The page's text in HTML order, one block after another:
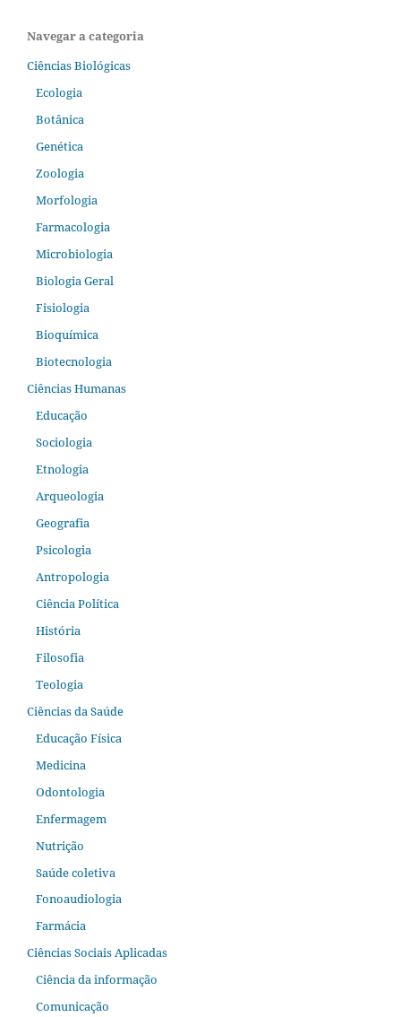
Navegar a categoria
Ciências Biológicas
Ecologia
Botânica
Genética
Zoologia
Morfologia
Farmacologia
Microbiologia
Biologia Geral
Fisiologia
Bioquímica
Biotecnologia
Ciências Humanas
Educação
Sociologia
Etnologia
Arqueologia
Geografia
Psicologia
Antropologia
Ciência Política
História
Filosofia
Teologia
Ciências da Saúde
Educação Física
Medicina
Odontologia
Enfermagem
Nutrição
Saúde coletiva
Fonoaudiologia
Farmácia
Ciências Sociais Aplicadas
Ciência da informação
Comunicação